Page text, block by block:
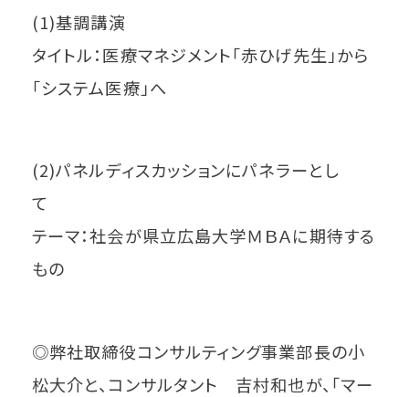
(1)基調講演
タイトル：医療マネジメント「赤ひげ先生」から
「システム医療」へ
(2)パネルディスカッションにパネラーとし
て
テーマ：社会が県立広島大学ＭＢＡに期待する
もの
◎弊社取締役コンサルティング事業部長の小
松大介と、コンサルタント 吉村和也が、「マー